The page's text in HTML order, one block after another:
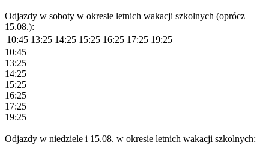
Odjazdy w soboty w okresie letnich wakacji szkolnych (oprócz
15.08.):
10:45 13:25 14:25 15:25 16:25 17:25 19:25
10:45
13:25
14:25
15:25
16:25
17:25
19:25
Odjazdy w niedziele i 15.08. w okresie letnich wakacji szkolnych: